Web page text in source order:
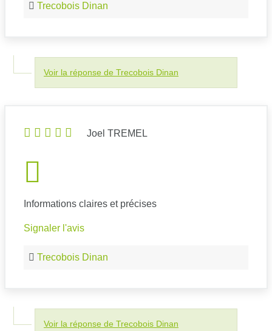
Trecobois Dinan
Voir la réponse de Trecobois Dinan
Joel TREMEL
Informations claires et précises
Signaler l'avis
Trecobois Dinan
Voir la réponse de Trecobois Dinan